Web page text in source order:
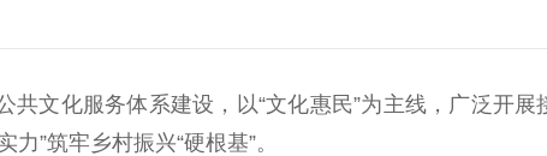
化服务体系建设，以“文化惠民”为主线，广泛开展
”筑牢乡村振兴“硬根基”。